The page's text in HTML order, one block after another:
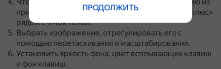
приложения «Фотографии», нажать на кнопку «плюс»
рядом с «Моя тема».
Выбрать изображение, отрегулировать его с
помощью перетаскивания и масштабирования.
Установить яркость фона, цвет всплывающих клавиш
и фон клавиш.
ПРОДОЛЖИТЬ